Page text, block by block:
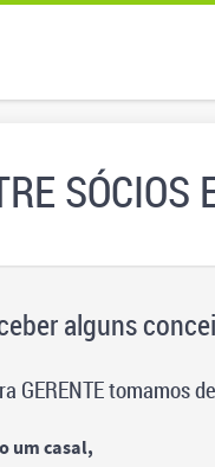
SÓCIOS
alguns
GERENTE tomamos
um casal,